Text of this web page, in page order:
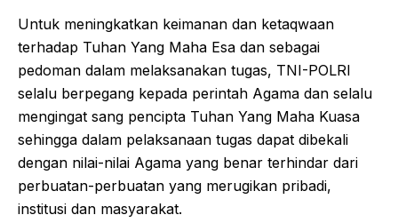
Untuk meningkatkan keimanan dan ketaqwaan
terhadap Tuhan Yang Maha Esa dan sebagai
pedoman dalam melaksanakan tugas, TNI-POLRI
selalu berpegang kepada perintah Agama dan selalu
mengingat sang pencipta Tuhan Yang Maha Kuasa
sehingga dalam pelaksanaan tugas dapat dibekali
dengan nilai-nilai Agama yang benar terhindar dari
perbuatan-perbuatan yang merugikan pribadi,
institusi dan masyarakat.